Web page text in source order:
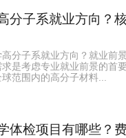
分子系就业方向？
分子系就业方向？就业前
是考虑专业就业前景的首
范围内的高分子材料...
体检项目有哪些？